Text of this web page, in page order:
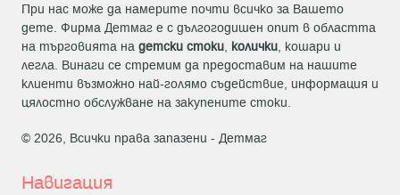
При нас може да намерите почти всичко за Вашето
дете. Фирма Детмаг е с дългогодишен опит в областта
на търговията на детски стоки, колички, кошари и
легла. Винаги се стремим да предоставим на нашите
клиенти възможно най-голямо съдействие, информация и
цялостно обслужване на закупените стоки.
© 2026, Всички права запазени - Детмаг
Навигация